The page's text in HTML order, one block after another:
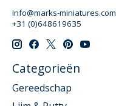
Info@marks-miniatures.com
+31 (0)648619635
Categorieën
Gereedschap